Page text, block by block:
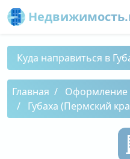
Куда направиться в
Главная
Оформление
Губаха (Пермский